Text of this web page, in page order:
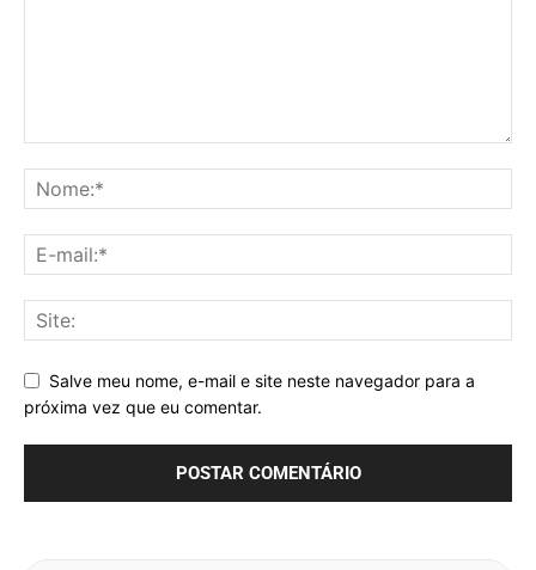
Salve meu nome, e-mail e site neste navegador para a
próxima vez que eu comentar.